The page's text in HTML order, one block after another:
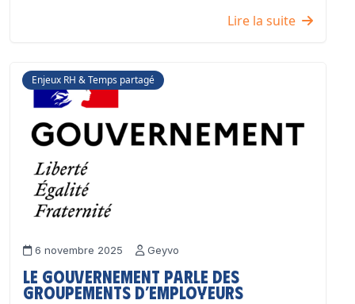
Lire la suite
Enjeux RH & Temps partagé
6 novembre 2025 Geyvo
Le Gouvernement parle des
groupements d’employeurs